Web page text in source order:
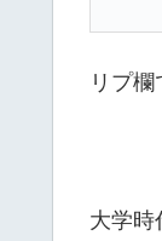
リプ
大学時